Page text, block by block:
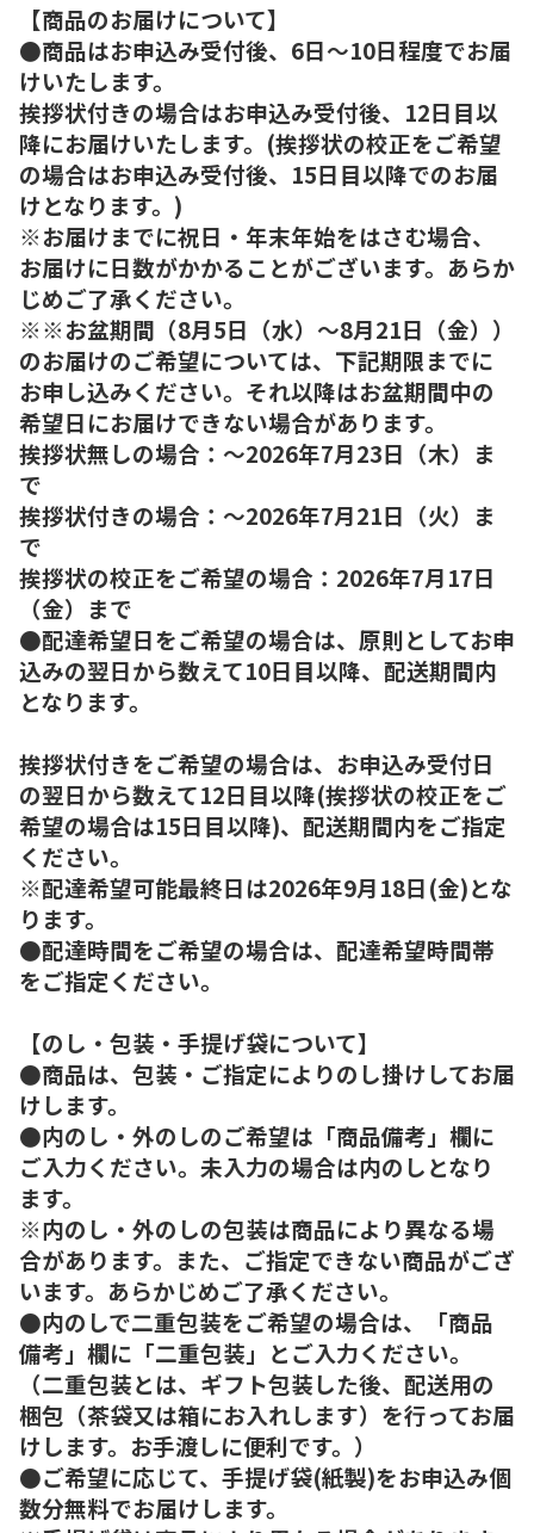
【商品のお届けについて】
●商品はお申込み受付後、6日～10日程度でお届
けいたします。
挨拶状付きの場合はお申込み受付後、12日目以
降にお届けいたします。(挨拶状の校正をご希望
の場合はお申込み受付後、15日目以降でのお届
けとなります。)
※お届けまでに祝日・年末年始をはさむ場合、
お届けに日数がかかることがございます。あらか
じめご了承ください。
※※お盆期間（8月5日（水）～8月21日（金））
のお届けのご希望については、下記期限までに
お申し込みください。それ以降はお盆期間中の
希望日にお届けできない場合があります。
挨拶状無しの場合：～2026年7月23日（木）ま
で
挨拶状付きの場合：～2026年7月21日（火）ま
で
挨拶状の校正をご希望の場合：2026年7月17日
（金）まで
●配達希望日をご希望の場合は、原則としてお申
込みの翌日から数えて10日目以降、配送期間内
となります。
挨拶状付きをご希望の場合は、お申込み受付日
の翌日から数えて12日目以降(挨拶状の校正をご
希望の場合は15日目以降)、配送期間内をご指定
ください。
※配達希望可能最終日は2026年9月18日(金)とな
ります。
●配達時間をご希望の場合は、配達希望時間帯
をご指定ください。
【のし・包装・手提げ袋について】
●商品は、包装・ご指定によりのし掛けしてお届
けします。
●内のし・外のしのご希望は「商品備考」欄に
ご入力ください。未入力の場合は内のしとなり
ます。
※内のし・外のしの包装は商品により異なる場
合があります。また、ご指定できない商品がござ
います。あらかじめご了承ください。
●内のしで二重包装をご希望の場合は、「商品
備考」欄に「二重包装」とご入力ください。
（二重包装とは、ギフト包装した後、配送用の
梱包（茶袋又は箱にお入れします）を行ってお届
けします。お手渡しに便利です。）
●ご希望に応じて、手提げ袋(紙製)をお申込み個
数分無料でお届けします。